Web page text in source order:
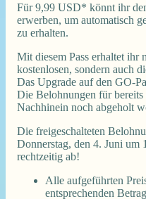
Für 9,99 USD* könnt ihr
erwerben, um automatisch
zu erhalten.
Mit diesem Pass erhaltet ihr
kostenlosen, sondern auch
Das Upgrade auf den GO-
Die Belohnungen für
Nachhinein noch abgeholt
Die freigeschalteten
Donnerstag, den 4. Juni um
rechtzeitig ab!
Alle aufgeführten
entsprechenden